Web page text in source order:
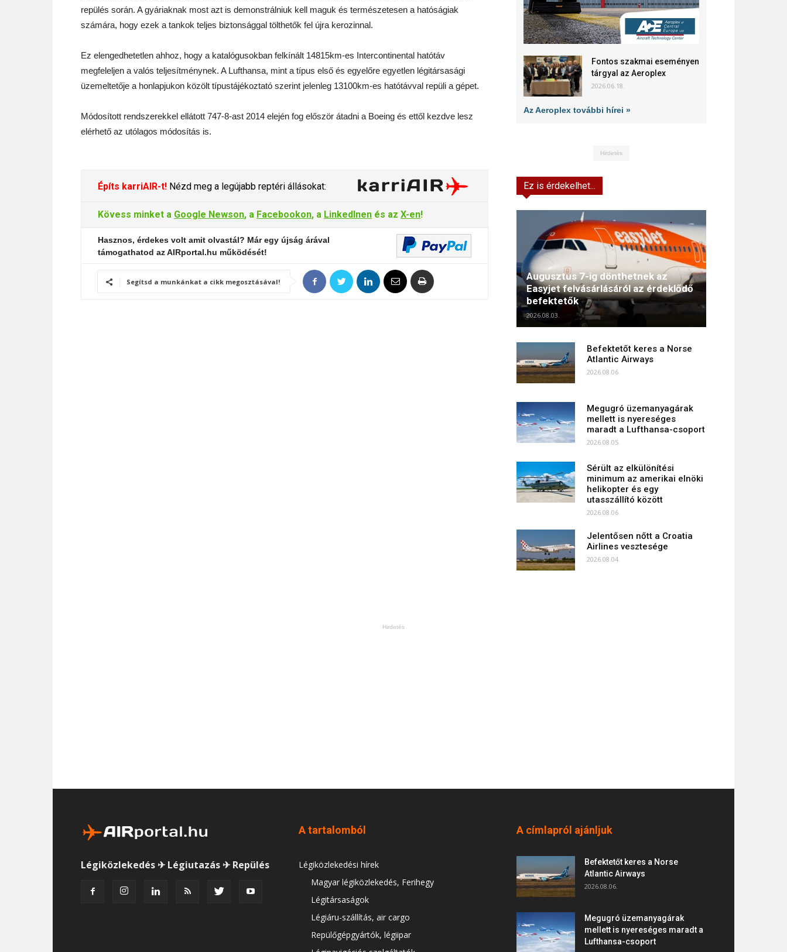
repülés során. A gyáriaknak most azt is demonstrálniuk kell maguk és természetesen a hatóságiak
számára, hogy ezek a tankok teljes biztonsággal tölthetők fel újra kerozinnal.
Ez elengedhetetlen ahhoz, hogy a katalógusokban felkínált 14815km-es Intercontinental hatótáv
megfeleljen a valós teljesítménynek. A Lufthansa, mint a típus első és egyelőre egyetlen légitársasági
üzemeltetője a honlapjukon közölt típustájékoztató szerint jelenleg 13100km-es hatótávval repüli a gépet.
Módosított rendszerekkel ellátott 747-8-ast 2014 elején fog először átadni a Boeing és ettől kezdve lesz
elérhető az utólagos módosítás is.
Építs karriAIR-t! Nézd meg a legújabb reptéri állásokat:
Kövess minket a Google Newson, a Facebookon, a LinkedInen és az X-en!
Hasznos, érdekes volt amit olvastál? Már egy újság árával
támogathatod az AIRportal.hu működését!
Segítsd a munkánkat a cikk megosztásával!
Fontos szakmai eseményen
tárgyal az Aeroplex
2026.06.18.
Az Aeroplex további hírei »
Hirdetés
Ez is érdekelhet...
Augusztus 7-ig dönthetnek az
Easyjet felvásárlásáról az érdeklődő
befektetők
2026.08.03.
Befektetőt keres a Norse
Atlantic Airways
2026.08.06.
Megugró üzemanyagárak
mellett is nyereséges
maradt a Lufthansa-csoport
2026.08.05.
Sérült az elkülönítési
minimum az amerikai elnöki
helikopter és egy
utasszállító között
2026.08.06.
Jelentősen nőtt a Croatia
Airlines vesztesége
2026.08.04.
Hirdetés
Légiközlekedés ✈ Légiutazás ✈ Repülés
A tartalomból
Légiközlekedési hírek
Magyar légiközlekedés, Ferihegy
Légitársaságok
Légiáru-szállítás, air cargo
Repülőgépgyártók, légiipar
A címlapról ajánljuk
Befektetőt keres a Norse
Atlantic Airways
2026.08.06.
Megugró üzemanyagárak
mellett is nyereséges maradt a
Lufthansa-csoport